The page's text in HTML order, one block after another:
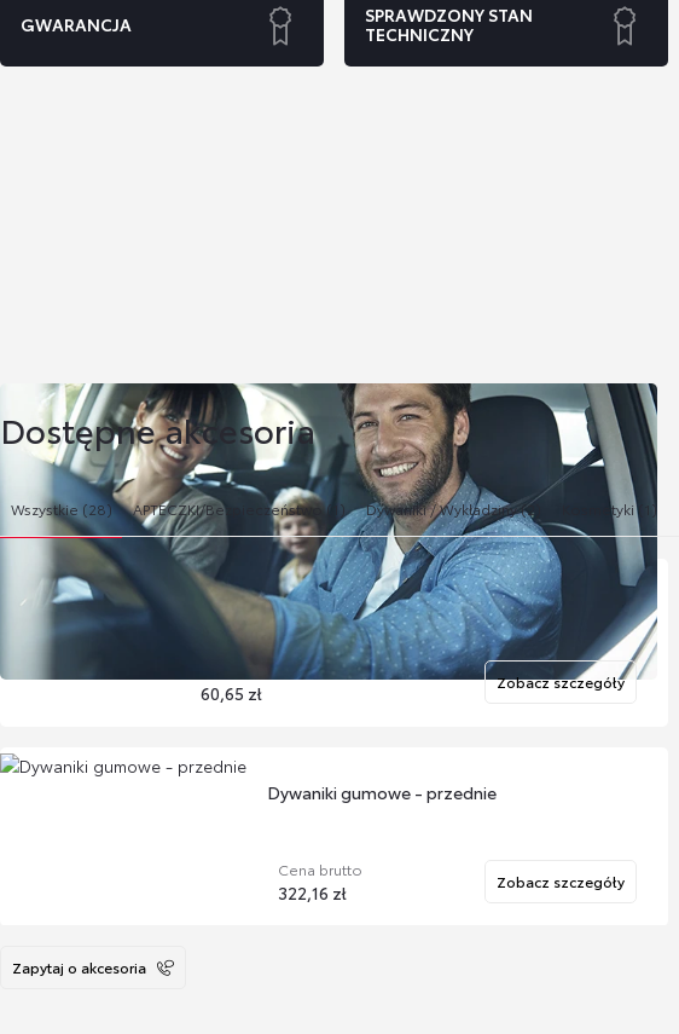
GWARANCJA
SPRAWDZONY STAN
TECHNICZNY
Dostępne akcesoria
Wszystkie (28) APTECZKI/Bezpieczeństwo (1) Dywaniki / Wykładziny (2) Kosmetyki (1)
Apteczka DIN13164
Cena brutto
60,65 zł
Zobacz szczegóły
Dywaniki gumowe - przednie
Cena brutto
322,16 zł
Zobacz szczegóły
Zapytaj o akcesoria